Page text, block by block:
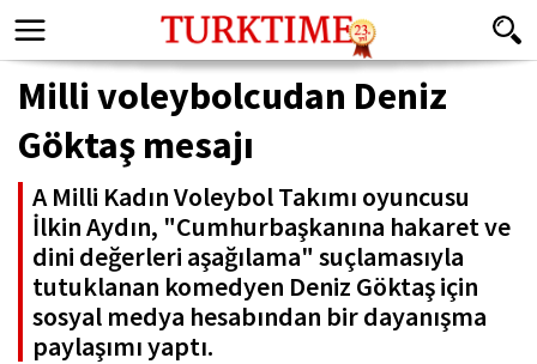
Milli voleybolcudan Deniz
Göktaş mesajı
A Milli Kadın Voleybol Takımı oyuncusu
İlkin Aydın, "Cumhurbaşkanına hakaret ve
dini değerleri aşağılama" suçlamasıyla
tutuklanan komedyen Deniz Göktaş için
sosyal medya hesabından bir dayanışma
paylaşımı yaptı.